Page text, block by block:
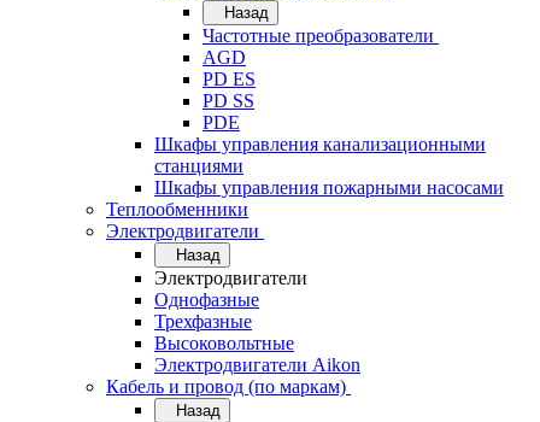
Назад
Частотные преобразователи
AGD
PD ES
PD SS
PDE
Шкафы управления канализационными
станциями
Шкафы управления пожарными насосами
Теплообменники
Электродвигатели
Назад
Электродвигатели
Однофазные
Трехфазные
Высоковольтные
Электродвигатели Aikon
Кабель и провод (по маркам)
Назад